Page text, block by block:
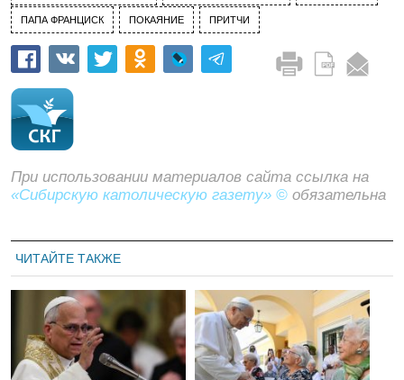
ПАПА ФРАНЦИСК ПОКАЯНИЕ ПРИТЧИ
При использовании материалов сайта ссылка на
«Сибирскую католическую газету» © обязательна
ЧИТАЙТЕ ТАКЖЕ